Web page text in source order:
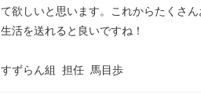
て欲しいと思います。これからたくさ
生活を送れると良いですね！
すずらん組 担任 馬目歩